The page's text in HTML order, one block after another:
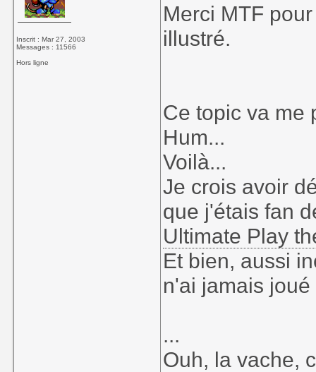
Inscrit : Mar 27, 2003
Messages : 11566
Hors ligne
Merci MTF
illustré.
Ce topic va me
Hum...
Voilà...
Je crois avoir
que j'étais fan
Ultimate Play
Et bien, aussi
n'ai jamais
...
Ouh, la vache,